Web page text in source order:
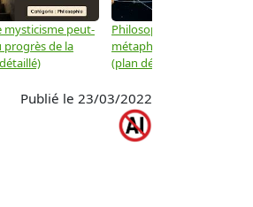
mysticisme peut-
progrès de la
Philosophie: Peut-on lier la
métaphysique à la
(plan détaillé)
Publié le 23/03/2022